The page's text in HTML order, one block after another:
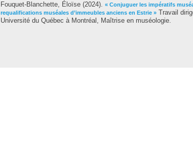
Fouquet-Blanchette, Éloïse (2024). « Conjuguer les impératifs
requalifications muséales d’immeubles anciens en Estrie » Travail
Université du Québec à Montréal, Maîtrise en muséologie.